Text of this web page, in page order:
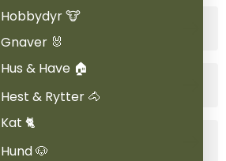
Hobbydyr 🐮
Gnaver 🐰
Hus & Have 🏠
Hest & Rytter 🐴
Kat 🐈
Hund 🐶